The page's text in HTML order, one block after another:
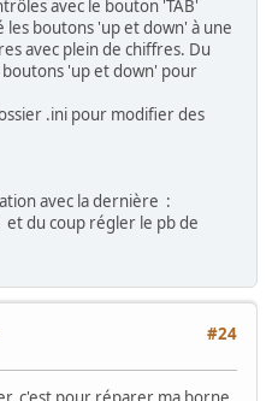
avec le bouton 'TAB'
les boutons 'up et down' à une
avec plein de chiffres. Du
'up et down' pour
.ini pour modifier des
avec la dernière :
du coup régler le pb de
#24